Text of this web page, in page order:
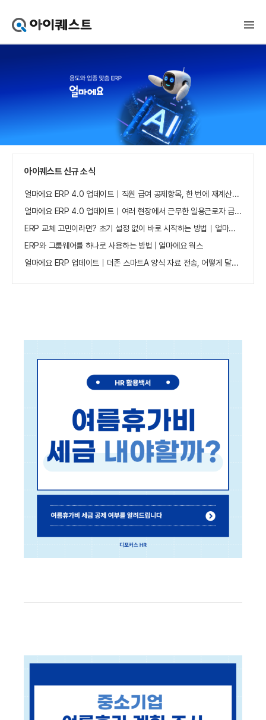
퀘
얼
마
가
기
아이퀘스트 신규 소식
얼마에요 ERP 4.0 업데이트｜직원 급여 공제항목, 한 번에 재계산하세요
얼마에요 ERP 4.0 업데이트｜여러 현장에서 근무한 일용근로자 급여, 현장별로 선택 수집하세요
ERP 교체 고민이라면? 초기 설정 없이 바로 시작하는 방법｜얼마에요 ERP
ERP와 그룹웨어를 하나로 사용하는 방법 | 얼마에요 웍스
얼마에요 ERP 업데이트｜더존 스마트A 양식 자료 전송, 어떻게 달라졌나요?